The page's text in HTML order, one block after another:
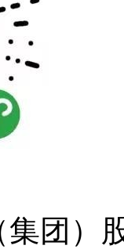
集团）